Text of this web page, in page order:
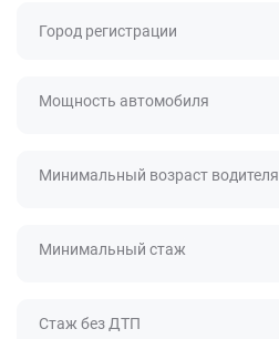
Город регистрации
Мощность автомобиля
Минимальный возраст водителя
Минимальный стаж
Стаж без ДТП